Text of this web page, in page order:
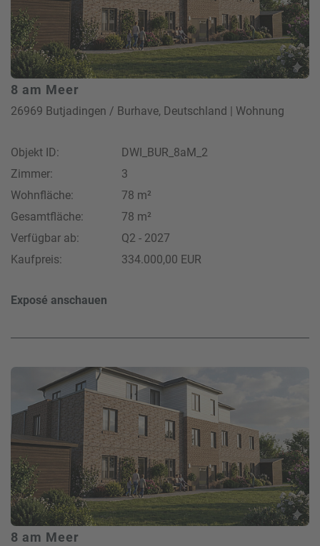
8 am Meer
26969 Butjadingen / Burhave, Deutschland | Wohnung
Objekt ID:
DWI_BUR_8aM_2
Zimmer:
3
Wohnfläche:
78 m²
Gesamtfläche:
78 m²
Verfügbar ab:
Q2 - 2027
Kaufpreis:
334.000,00 EUR
Exposé anschauen
8 am Meer